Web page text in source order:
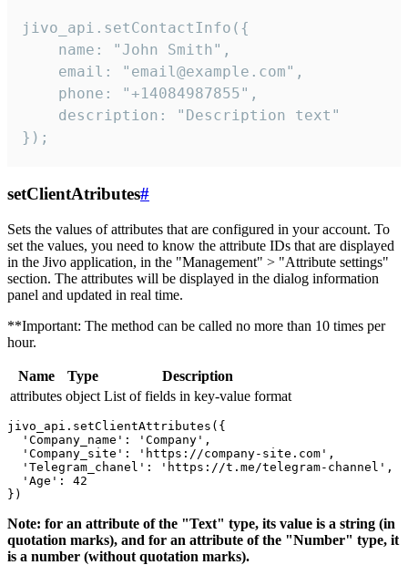
jivo_api.setContactInfo({
    name: "John Smith",
    email: "email@example.com",
    phone: "+14084987855",
    description: "Description text"
});
setClientAtributes#
Sets the values ​​of attributes that are configured in your account. To
set the values, you need to know the attribute IDs that are displayed
in the Jivo application, in the "Management" > "Attribute settings"
section. The attributes will be displayed in the dialog information
panel and updated in real time.
**Important: The method can be called no more than 10 times per
hour.
Name Type
Description
attributes object List of fields in key-value format
jivo_api.setClientAttributes({
  'Company_name': 'Company',
  'Company_site': 'https://company-site.com',
  'Telegram_chanel': 'https://t.me/telegram-channel',
  'Age': 42
Note: for an attribute of the "Text" type, its value is a string (in
quotation marks), and for an attribute of the "Number" type, it
is a number (without quotation marks).